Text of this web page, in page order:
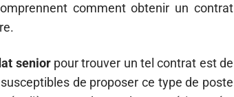
comment obtenir un contrat
seniorpour trouver un tel contrat est de
susceptibles de proposer ce type de poste